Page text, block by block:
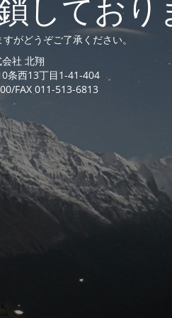
しており
がどうぞご了承ください。
社 北翔
条西13丁目1-41-404
FAX 011-513-6813